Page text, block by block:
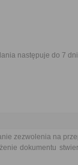
następuje do 7
zezwolenia na
dokumentu